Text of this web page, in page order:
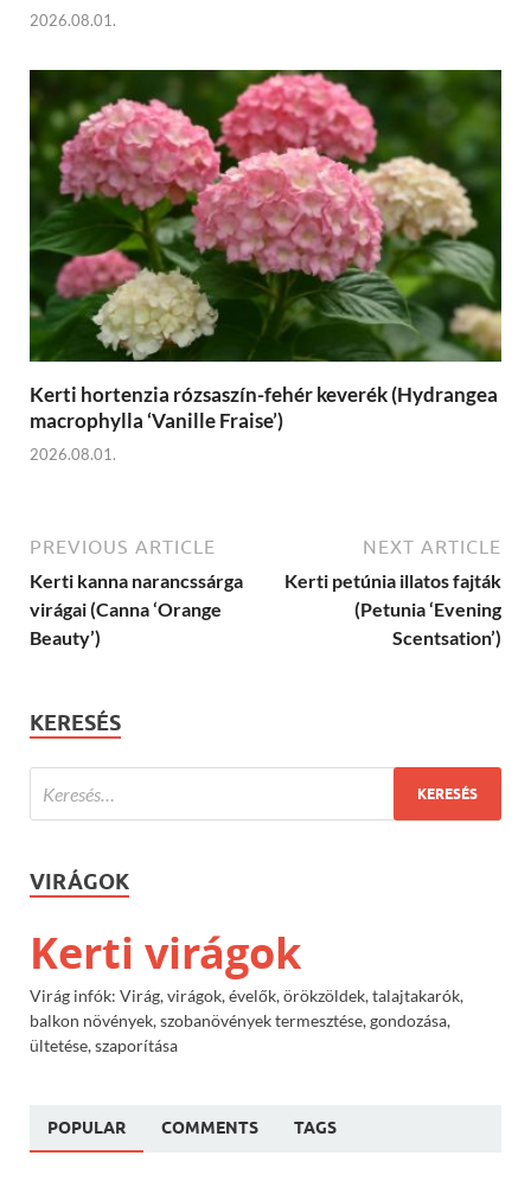
2026.08.01.
Kerti hortenzia rózsaszín-fehér keverék (Hydrangea
macrophylla ‘Vanille Fraise’)
2026.08.01.
PREVIOUS ARTICLE
Kerti kanna narancssárga
virágai (Canna ‘Orange
Beauty’)
NEXT ARTICLE
Kerti petúnia illatos fajták
(Petunia ‘Evening
Scentsation’)
KERESÉS
VIRÁGOK
Kerti virágok
Virág infók: Virág, virágok, évelők, örökzöldek, talajtakarók,
balkon növények, szobanövények termesztése, gondozása,
ültetése, szaporítása
POPULAR COMMENTS TAGS